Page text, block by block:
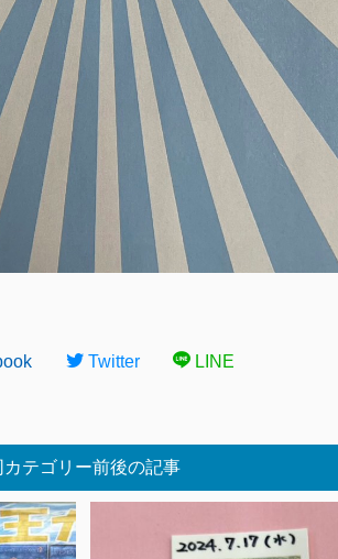
Twitter LINE
カテゴリー前後の記事